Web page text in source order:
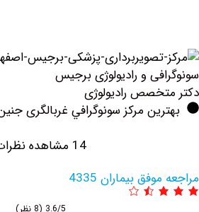
و رادیولوژی برجیس
رادیولوژی
مرکز سونوگرافي غربالگری جنین زنجان
بیماران 4335